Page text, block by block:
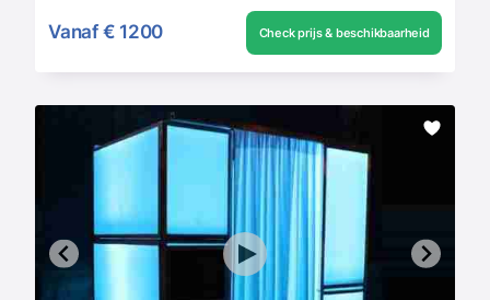
Vanaf € 1200 Check prijs & beschikbaarheid